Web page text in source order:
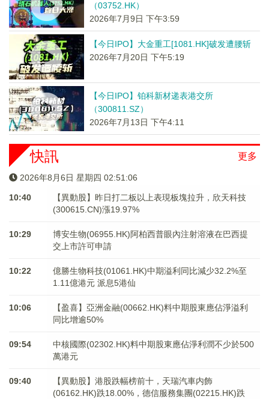
（03752.HK）
2026年7月9日 下午3:59
【今日IPO】大金重工[1081.HK]破发遭腰斩
2026年7月20日 下午5:19
【今日IPO】铂科新材递表港交所
（300811.SZ）
2026年7月13日 下午4:11
更多
快訊
2026年8月6日 星期四 02:51:06
10:40
【異動股】昨日打二板以上表現板塊拉升，欣天科技
(300615.CN)漲19.97%
10:29
博安生物(06955.HK)阿柏西普眼內注射溶液在巴西提
交上市許可申請
10:22
億勝生物科技(01061.HK)中期溢利同比減少32.2%至
1.11億港元 派息5港仙
10:06
【盈喜】亞洲金融(00662.HK)料中期股東應佔淨溢利
同比增逾50%
09:54
中核國際(02302.HK)料中期股東應佔淨利潤不少於500
萬港元
09:40
【異動股】港股跌幅榜前十，天瑞汽車内飾
(06162.HK)跌18.00%，德信服務集團(02215.HK)跌